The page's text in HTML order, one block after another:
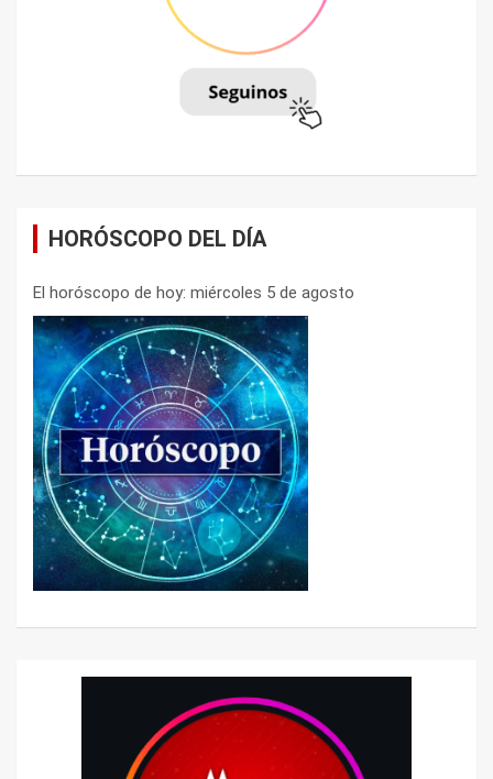
HORÓSCOPO DEL DÍA
El horóscopo de hoy: miércoles 5 de agosto